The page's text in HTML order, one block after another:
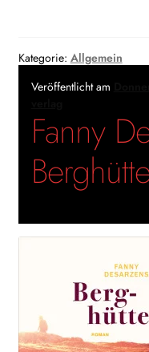
Kategorie: Allgemein
Veröffentlicht am
Fanny